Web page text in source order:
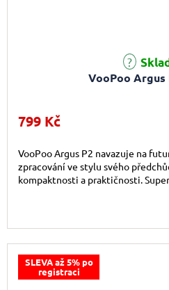
VooPoo Argus
Průměrné hodnocení produktu je
799 Kč
VooPoo Argus P2 navazuje na
zpracování ve stylu svého
kompaktnosti a praktičnosti.
SLEVA až 5% po
registraci